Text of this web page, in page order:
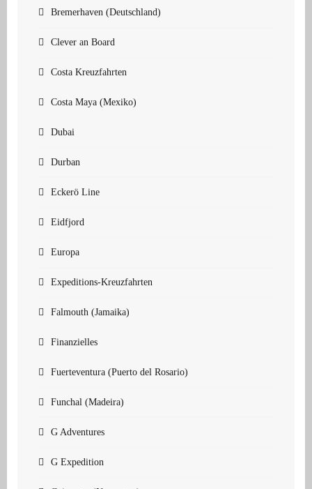
Bremerhaven (Deutschland)
Clever an Board
Costa Kreuzfahrten
Costa Maya (Mexiko)
Dubai
Durban
Eckerö Line
Eidfjord
Europa
Expeditions-Kreuzfahrten
Falmouth (Jamaika)
Finanzielles
Fuerteventura (Puerto del Rosario)
Funchal (Madeira)
G Adventures
G Expedition